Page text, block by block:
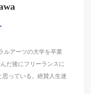
ルアーツの大学を卒業
だ後にフリーランスに
っている。絶賛人生迷